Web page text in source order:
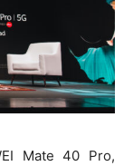
Mate 40 Pro,